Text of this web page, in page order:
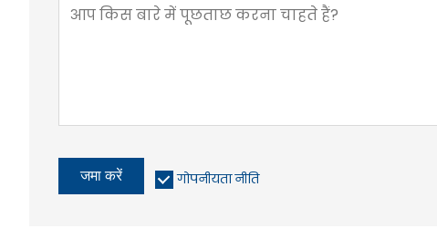
जमा करें गोपनीयता नीति